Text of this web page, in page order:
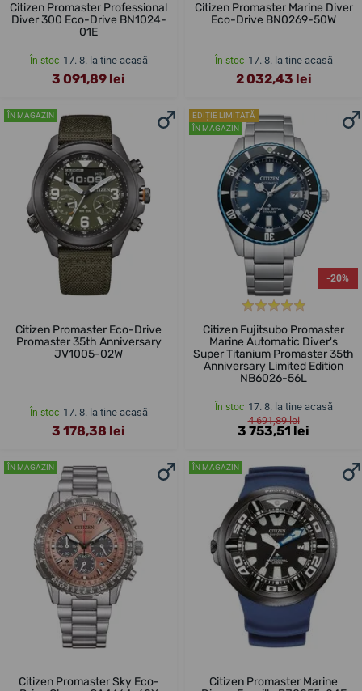
Citizen Promaster Professional
Diver 300 Eco-Drive BN1024-
01E
În stoc 17. 8. la tine acasă
3 091,89 lei
Citizen Promaster Marine Diver
Eco-Drive BN0269-50W
În stoc 17. 8. la tine acasă
2 032,43 lei
ÎN MAGAZIN
Citizen Promaster Eco-Drive
Promaster 35th Anniversary
JV1005-02W
În stoc 17. 8. la tine acasă
3 178,38 lei
EDIȚIE LIMITATĂ
ÎN MAGAZIN
-20%
Citizen Fujitsubo Promaster
Marine Automatic Diver's
Super Titanium Promaster 35th
Anniversary Limited Edition
NB6026-56L
În stoc 17. 8. la tine acasă
4 691,89 lei
3 753,51 lei
ÎN MAGAZIN
Citizen Promaster Sky Eco-
ÎN MAGAZIN
Citizen Promaster Marine